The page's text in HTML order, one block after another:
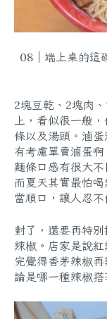
08｜端上桌的這
2塊豆乾、2塊肉
上，看似很一般
條以及湯頭。滷
有考慮單賣滷蛋
麵條口感有很大不
而夏天其實最怕
當順口，讓人忍不
對了，還要再特
辣椒 。店家是說
完覺得香茅辣椒
論是哪一種辣椒